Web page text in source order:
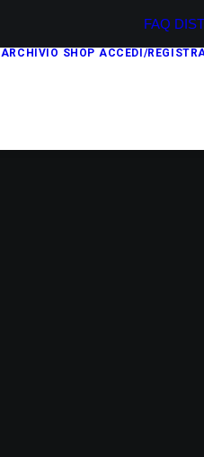
FAQ
ARCHIVIO SHOP ACCEDI/